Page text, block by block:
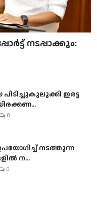
നടപ്പാക്കും:
ഇരട്ട
0
നടത്തുന്ന
ന...
0